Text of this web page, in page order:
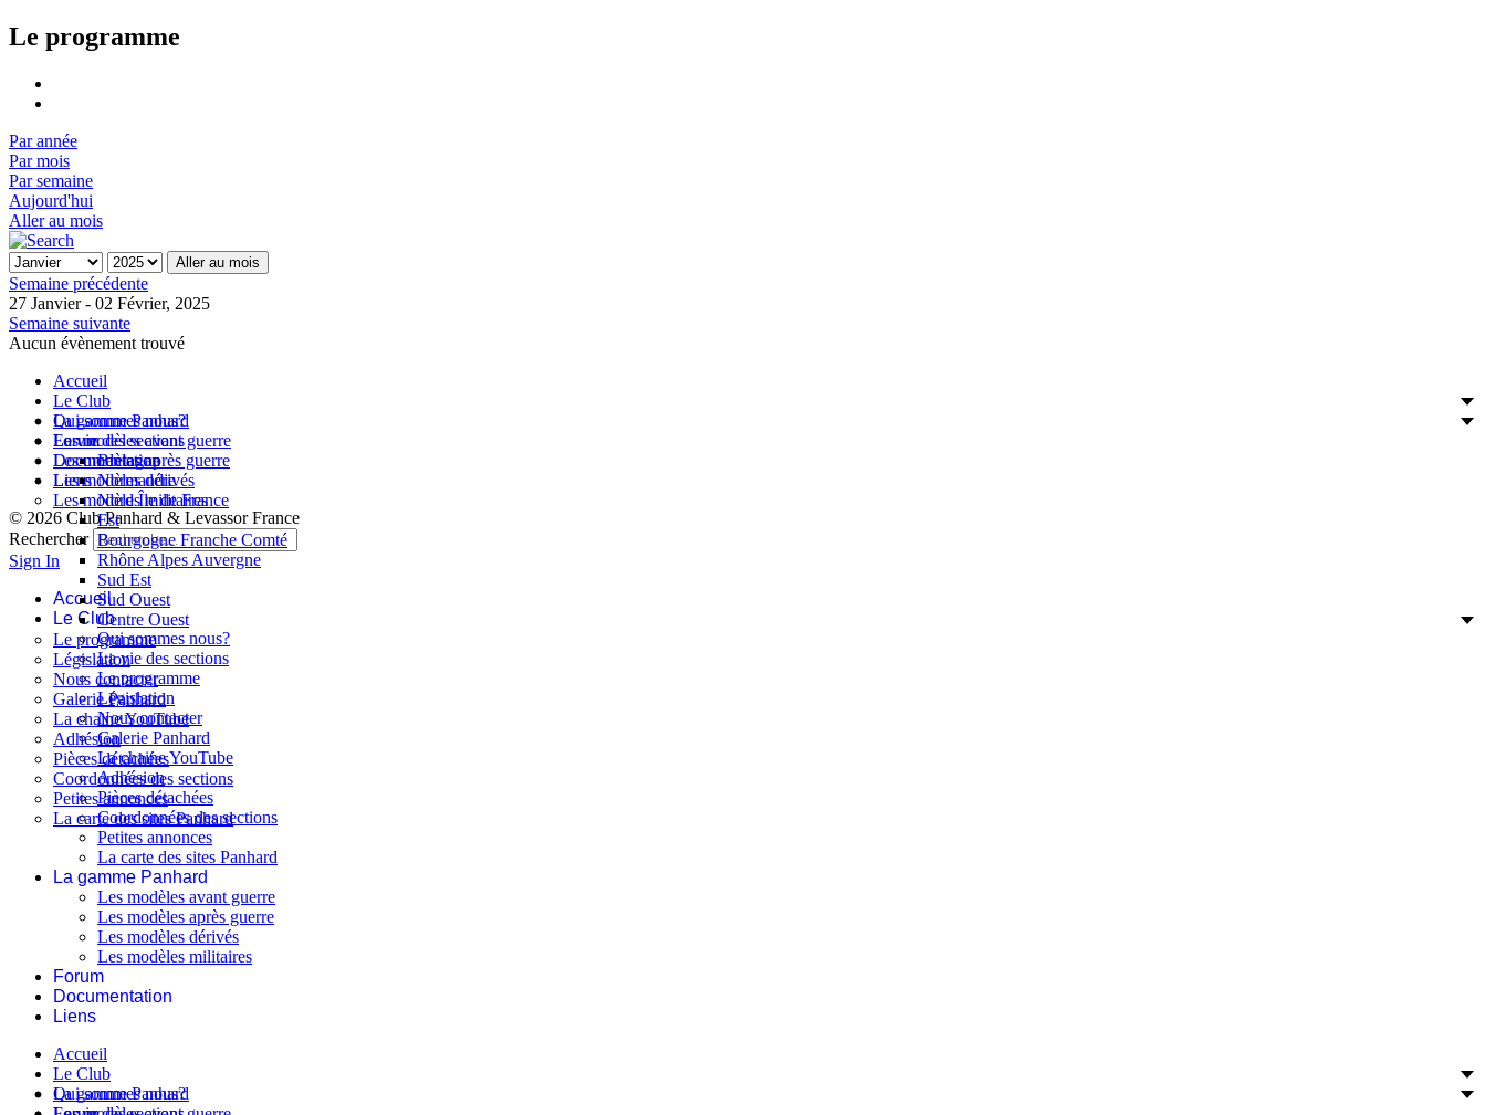
Le programme
Par année
Par mois
Par semaine
Aujourd'hui
Aller au mois
Aller au mois
Semaine précédente
27 Janvier - 02 Février, 2025
Semaine suivante
Aucun évènement trouvé
Accueil
Le Club
Qui sommes nous?
La vie des sections
Bretagne
Normandie
Nord Île de France
Est
Bourgogne Franche Comté
Rhône Alpes Auvergne
Sud Est
Sud Ouest
Centre Ouest
Le programme
Législation
Nous contacter
Galerie Panhard
La chaine YouTube
Adhésion
Pièces détachées
Coordonnées des sections
Petites annonces
La carte des sites Panhard
La gamme Panhard
Les modèles avant guerre
Les modèles après guerre
Les modèles dérivés
Les modèles militaires
Forum
Documentation
Liens
© 2026 Club Panhard & Levassor France
Rechercher
Sign In
Accueil
Le Club
Qui sommes nous?
La vie des sections
Le programme
Législation
Nous contacter
Galerie Panhard
La chaine YouTube
Adhésion
Pièces détachées
Coordonnées des sections
Petites annonces
La carte des sites Panhard
La gamme Panhard
Les modèles avant guerre
Les modèles après guerre
Les modèles dérivés
Les modèles militaires
Forum
Documentation
Liens
Accueil
Le Club
Qui sommes nous?
La gamme Panhard